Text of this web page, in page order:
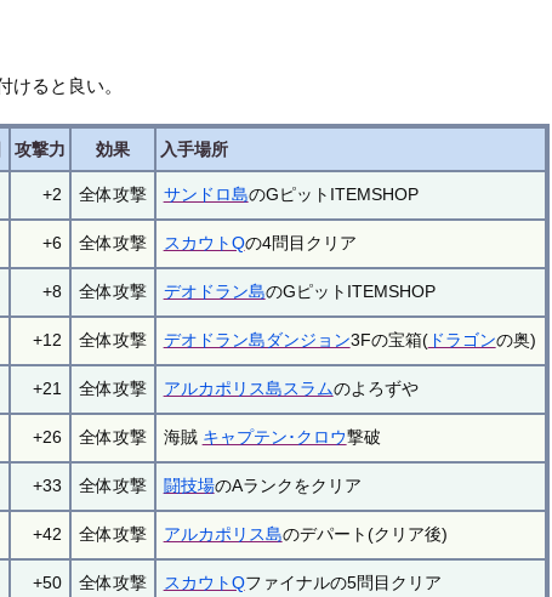
けると良い。
攻撃力 効果 入手場所
+2 全体攻撃 サンドロ島のGピットITEMSHOP
+6 全体攻撃 スカウトQの4問目クリア
+8 全体攻撃 デオドラン島のGピットITEMSHOP
+12 全体攻撃 デオドラン島ダンジョン3Fの宝箱(ドラゴンの奥)
+21 全体攻撃 アルカポリス島スラムのよろずや
+26 全体攻撃 海賊 キャプテン･クロウ撃破
+33 全体攻撃 闘技場のAランクをクリア
+42 全体攻撃 アルカポリス島のデパート(クリア後)
+50 全体攻撃 スカウトQファイナルの5問目クリア